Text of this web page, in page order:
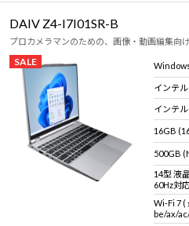
DAIV Z4-I7I01SR-B
プロカメラマンのための、画像・動画編集向
SALE
インテ
インテ
16GB
500GB
14型 液晶パネル (ノン
60Hz対
Wi-Fi 7 (
be/ax/